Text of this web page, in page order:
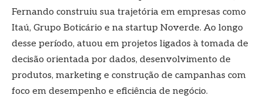
Fernando construiu sua trajetória em empresas como
Itaú, Grupo Boticário e na startup Noverde. Ao longo
desse período, atuou em projetos ligados à tomada de
decisão orientada por dados, desenvolvimento de
produtos, marketing e construção de campanhas com
foco em desempenho e eficiência de negócio.